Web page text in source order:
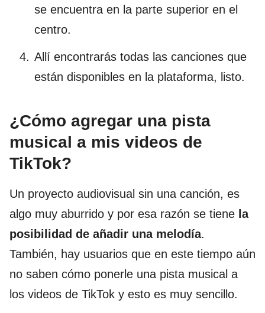
se encuentra en la parte superior en el
centro.
Allí encontrarás todas las canciones que
están disponibles en la plataforma, listo.
¿Cómo agregar una pista
musical a mis videos de
TikTok?
Un proyecto audiovisual sin una canción, es
algo muy aburrido y por esa razón se tiene la
posibilidad de añadir una melodía.
También, hay usuarios que en este tiempo aún
no saben cómo ponerle una pista musical a
los videos de TikTok y esto es muy sencillo.